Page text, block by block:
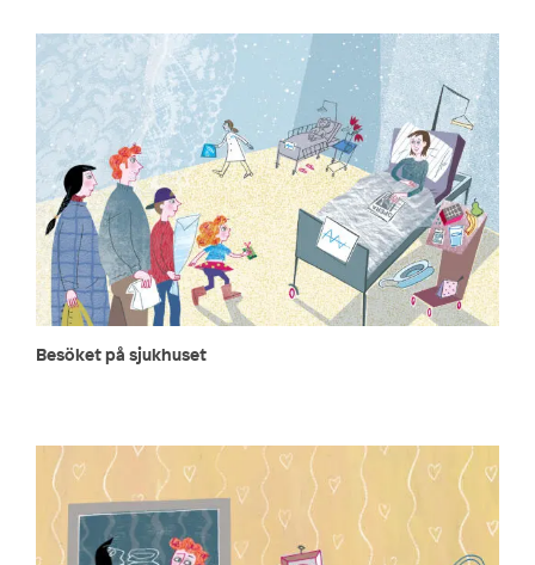
Besöket på sjukhuset